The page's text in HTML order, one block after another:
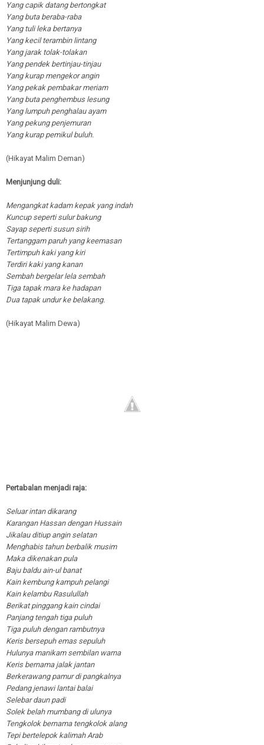
Yang capik datang bertongkat
Yang buta beraba-raba
Yang tuli leka bertanya
Yang kecil terambin lintang
Yang jarak tolak-tolakan
Yang pendek bertinjau-tinjau
Yang kurap mengekor angin
Yang pekak pembakar meriam
Yang buta penghembus lesung
Yang lumpuh penghalau ayam
Yang pekung penjemuran
Yang kurap pemikul buluh.
(Hikayat Malim Deman)
Menjunjung duli:
Mengangkat kadam kepak yang indah
Kuncup seperti sulur bakung
Sayap seperti susun sirih
Tertanggam paruh yang keemasan
Tertimpuh kaki yang kiri
Terdiri kaki yang kanan
Sembah bergelar lela sembah
Tiga tapak mara ke hadapan
Dua tapak undur ke belakang.
(Hikayat Malim Dewa)
Pertabalan menjadi raja:
Seluar intan dikarang
Karangan Hassan dengan Hussain
Jikalau ditiup angin selatan
Menghabis tahun berbalik musim
Maka dikenakan pula
Baju baldu ain-ul banat
Kain kembung kampuh pelangi
Kain kelambu Rasulullah
Berikat pinggang kain cindai
Panjang tengah tiga puluh
Tiga puluh dengan rambutnya
Keris bersepuh emas sepuluh
Hulunya manikam sembilan warna
Keris bernama jalak jantan
Berkerawang pamur di pangkalnya
Pedang jenawi lantai balai
Selebar daun padi
Solek belah mumbang di ulunya
Tengkolok bernama tengkolok alang
Tepi bertelepok kalimah Arab